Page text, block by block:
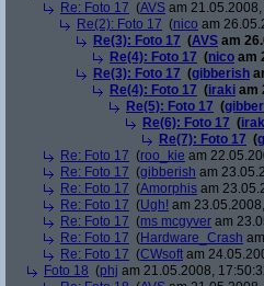
Re: Foto 17 (AVS am
Re(2): Foto 17 (nico am
Re(3): Foto 17 (AVS am
Re(4): Foto 17 (nico am
Re(3): Foto 17 (gibberish
Re(4): Foto 17 (iraki am
Re(5): Foto 17 (
Re(6): Foto 17 (
Re(7): Foto 17 (
Re: Foto 17 (roo_kie am
Re: Foto 17 (gibberish am
Re: Foto 17 (Amorphis am
Re: Foto 17 (Ugh! am
Re: Foto 17 (ms mcgyver am
Re: Foto 17 (Hardware_Crash
Re: Foto 17 (CWsoft am
Foto 18 (phj am 21.05.2008,